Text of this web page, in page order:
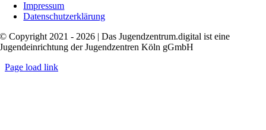
Impressum
Datenschutzerklärung
© Copyright 2021 - 2026 | Das Jugendzentrum.digital ist eine
Jugendeinrichtung der Jugendzentren Köln gGmbH
Page load link